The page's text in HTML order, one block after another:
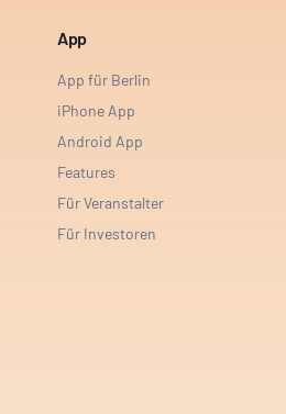
App
App für Berlin
iPhone App
Android App
Features
Für Veranstalter
Für Investoren